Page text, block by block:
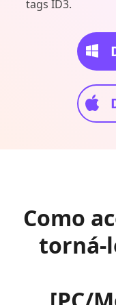
tags ID3.
Como
torná-